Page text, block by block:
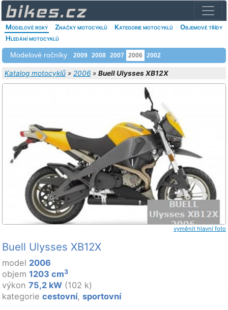
Modelové roky Značky motocyklů Kategorie motocyklů
Objemové třídy
Hledání motocyklů
Modelové ročníky 2009 2008 2007 2006 2002
Katalog motocyklů » 2006 » Buell Ulysses XB12X
vyměnit hlavní foto
Buell Ulysses XB12X
model 2006
objem 1203 cm3
výkon 75,2 kW (102 k)
kategorie cestovní, sportovní